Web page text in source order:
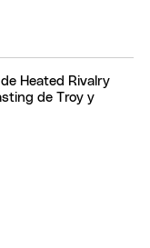
Heated Rivalry
de Troy y